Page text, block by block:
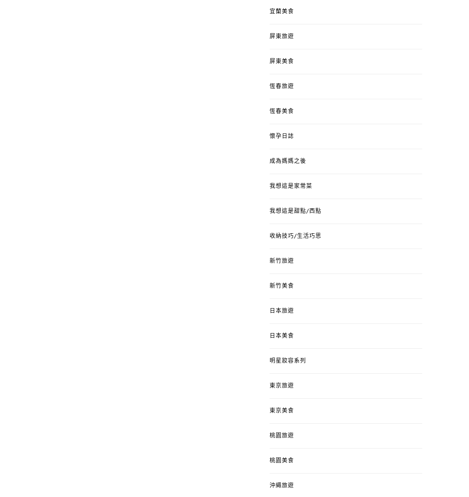
宜蘭美食
屏東旅遊
屏東美食
恆春旅遊
恆春美食
懷孕日誌
成為媽媽之後
我想這是家常菜
我想這是甜點/西點
收納技巧/生活巧思
新竹旅遊
新竹美食
日本旅遊
日本美食
明星妝容系列
東京旅遊
東京美食
桃園旅遊
桃園美食
沖繩旅遊